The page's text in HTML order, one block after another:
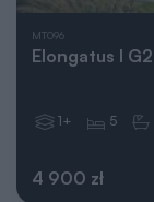
MT096
Elongatus I G2
4 900 zł
1+ 5